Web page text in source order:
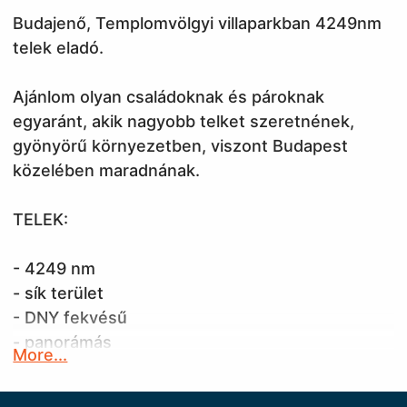
Budajenő, Templomvölgyi villaparkban 4249nm
telek eladó.
Ajánlom olyan családoknak és pároknak
egyaránt, akik nagyobb telket szeretnének,
gyönyörű környezetben, viszont Budapest
közelében maradnának.
TELEK:
- 4249 nm
- sík terület
- DNY fekvésű
- panorámás
- Közművel rendelkezik ( víz, szennyvíz, gáz,
villany a telken belül.)
More...